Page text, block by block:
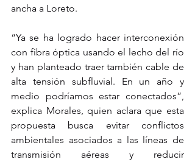
ancha a Loreto.
“Ya se ha logrado hacer interconexión
con fibra óptica usando el lecho del río
y han planteado traer también cable de
alta tensión subfluvial. En un año y
medio podríamos estar conectados”,
explica Morales, quien aclara que esta
propuesta busca evitar conflictos
ambientales asociados a las líneas de
transmisión aéreas y reducir